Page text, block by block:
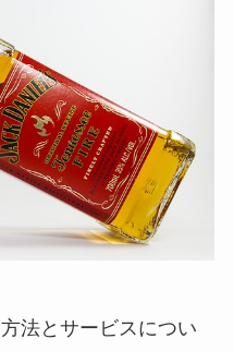
法とサービスについ